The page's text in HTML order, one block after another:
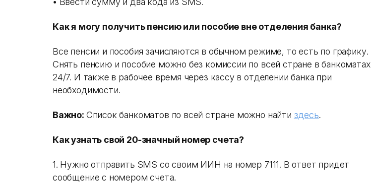
Как я могу получить пенсию или пособие вне отделения банка?
Все пенсии и пособия зачисляются в обычном режиме, то есть по графику.
Снять пенсию и пособие можно без комиссии по всей стране в банкоматах
24/7. И также в рабочее время через кассу в отделении банка при
необходимости.
Важно: Список банкоматов по всей стране можно найти здесь.
Как узнать свой 20-значный номер счета?
1. Нужно отправить SMS со своим ИИН на номер 7111. В ответ придет
сообщение с номером счета.